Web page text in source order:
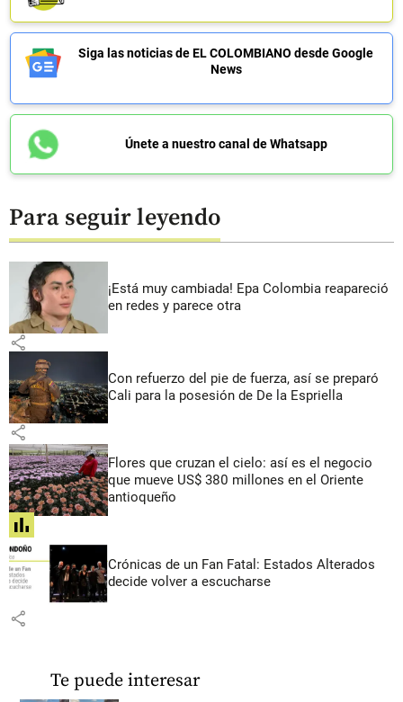
Siga las noticias de EL COLOMBIANO desde Google
News
Únete a nuestro canal de Whatsapp
Para seguir leyendo
¡Está muy cambiada! Epa Colombia reapareció
en redes y parece otra
share
Con refuerzo del pie de fuerza, así se preparó
Cali para la posesión de De la Espriella
share
Flores que cruzan el cielo: así es el negocio
que mueve US$ 380 millones en el Oriente
antioqueño
share
Crónicas de un Fan Fatal: Estados Alterados
decide volver a escucharse
share
Te puede interesar